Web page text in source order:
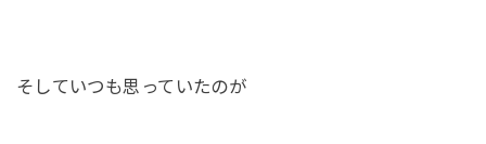
そしていつも思っていたのが